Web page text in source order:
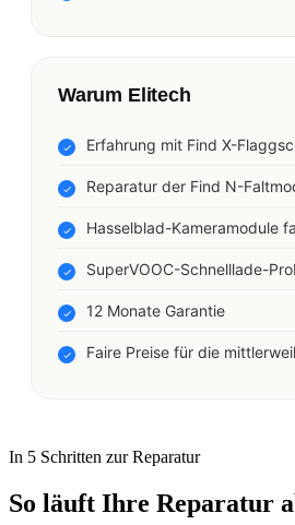
Warum Elitech
Erfahrung mit Find X-
Reparatur der Find N-
Hasselblad-Kameramodule
SuperVOOC-Schnelllade-
12 Monate Garantie
Faire Preise für die
In 5 Schritten zur Reparatur
So läuft Ihre Reparatur